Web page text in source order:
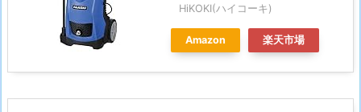
HiKOKI(ハイコーキ)
Amazon 楽天市場